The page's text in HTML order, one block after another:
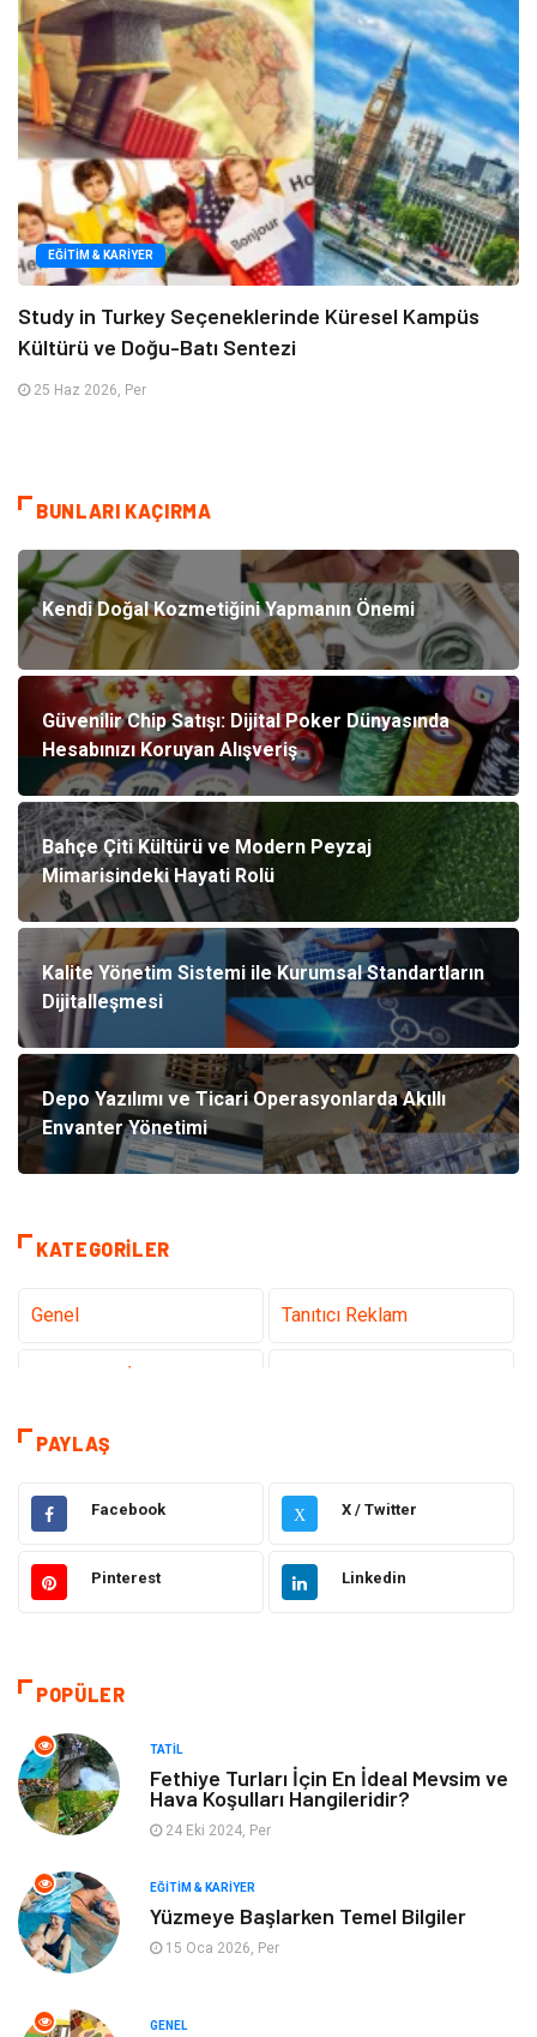
EĞITIM & KARIYER
Study in Turkey Seçeneklerinde Küresel Kampüs
Kültürü ve Doğu-Batı Sentezi
25 Haz 2026, Per
BUNLARI KAÇIRMA
Kendi Doğal Kozmetiğini Yapmanın Önemi
Güvenilir Chip Satışı: Dijital Poker Dünyasında
Hesabınızı Koruyan Alışveriş
Bahçe Çiti Kültürü ve Modern Peyzaj
Mimarisindeki Hayati Rolü
Kalite Yönetim Sistemi ile Kurumsal Standartların
Dijitalleşmesi
Depo Yazılımı ve Ticari Operasyonlarda Akıllı
Envanter Yönetimi
KATEGORILER
Genel Tanıtıcı Reklam
Eğitim & Kariyer
Hukuk Moda
Gündem Elektronik
Dekorasyon
Tatil
Alışveriş Gençlik & Eğlence
Genel Kültür
Metal Evlilik Rehberi
PAYLAŞ
Facebook X X / Twitter
Pinterest Linkedin
POPÜLER
TATIL
Fethiye Turları İçin En İdeal Mevsim ve
Hava Koşulları Hangileridir?
24 Eki 2024, Per
EĞITIM & KARIYER
Yüzmeye Başlarken Temel Bilgiler
15 Oca 2026, Per
GENEL